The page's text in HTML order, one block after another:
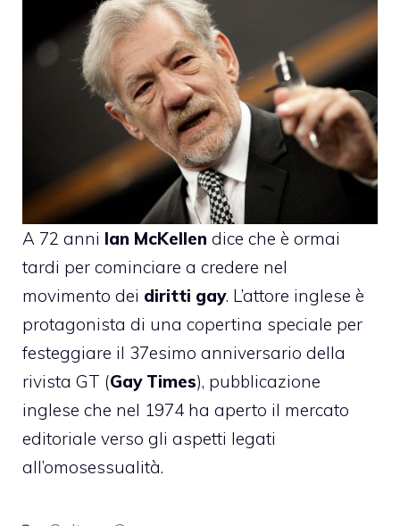
A 72 anni Ian McKellen dice che è ormai
tardi per cominciare a credere nel
movimento dei diritti gay. L’attore inglese è
protagonista di una copertina speciale per
festeggiare il 37esimo anniversario della
rivista GT (Gay Times), pubblicazione
inglese che nel 1974 ha aperto il mercato
editoriale verso gli aspetti legati
all’omosessualità.